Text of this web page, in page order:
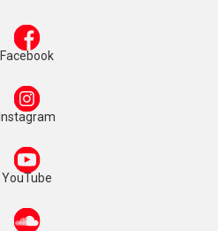
Facebook
Instagram
YouTube